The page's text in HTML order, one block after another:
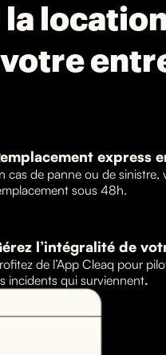
la
express
cas de panne ou de
sous 48h.
l’intégralité de
de l’App Cleaq pour
incidents qui surviennent.